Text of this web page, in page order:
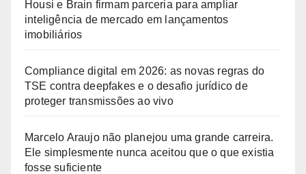
Housi e Brain firmam parceria para ampliar
inteligência de mercado em lançamentos
imobiliários
Compliance digital em 2026: as novas regras do
TSE contra deepfakes e o desafio jurídico de
proteger transmissões ao vivo
Marcelo Araujo não planejou uma grande carreira.
Ele simplesmente nunca aceitou que o que existia
fosse suficiente